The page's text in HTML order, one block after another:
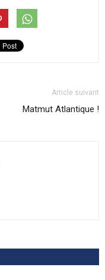
Article suivant
Matmut Atlantique !